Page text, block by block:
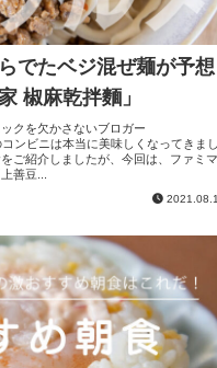
でたベジ混ぜ麺が予想
椒麻乾拌麵」
クを欠かさないブロガー
ンビニは本当に美味しくなってきまし
ご紹介しましたが、今回は、ファミマ
善豆...